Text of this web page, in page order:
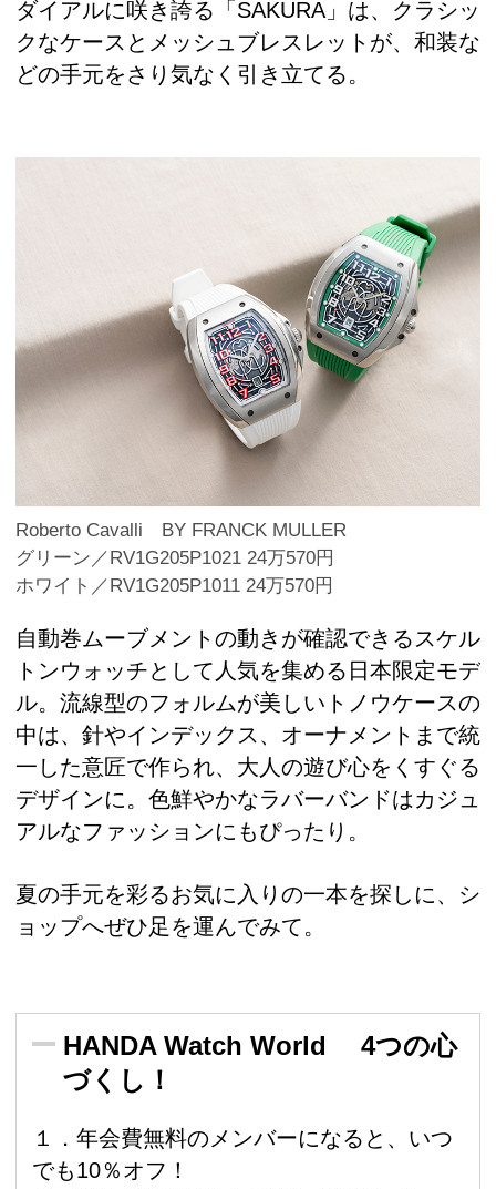
ダイアルに咲き誇る「SAKURA」は、クラシッ
クなケースとメッシュブレスレットが、和装な
どの手元をさり気なく引き立てる。
Roberto Cavalli BY FRANCK MULLER
グリーン／RV1G205P1021 24万570円
ホワイト／RV1G205P1011 24万570円
自動巻ムーブメントの動きが確認できるスケル
トンウォッチとして人気を集める日本限定モデ
ル。流線型のフォルムが美しいトノウケースの
中は、針やインデックス、オーナメントまで統
一した意匠で作られ、大人の遊び心をくすぐる
デザインに。色鮮やかなラバーバンドはカジュ
アルなファッションにもぴったり。
夏の手元を彩るお気に入りの一本を探しに、シ
ョップへぜひ足を運んでみて。
HANDA Watch World 4つの心
づくし！
１．年会費無料のメンバーになると、いつ
でも10％オフ！